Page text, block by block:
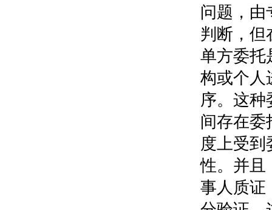
问题，由
判断，但
单方委托
构或个人
序。这种
间存在委
度上受
性。并且
事人质证